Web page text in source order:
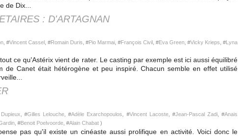
de Dix...
: D'ARTAGNAN
, #Vincent Cassel , #Romain Duris , #Pio Marmai , #François Civil , #Eva Green , #Vicky Krieps , #Lyna
ce qu'Astérix vient de rater. Le casting par exemple est ici aussi équilibré
de Canet était hétérogène et peu inspiré. Chacun semble en effet utilisé
, #Gilles Lelouche , #Adèle Exarchopoulos , #Vincent Lacoste, #Jean-Pascal Zadi, #Anais
, #Benoit Poelvoorde , #Alain Chabat )
pas qu'il existe un cinéaste aussi prolifique en activité. Voici donc le